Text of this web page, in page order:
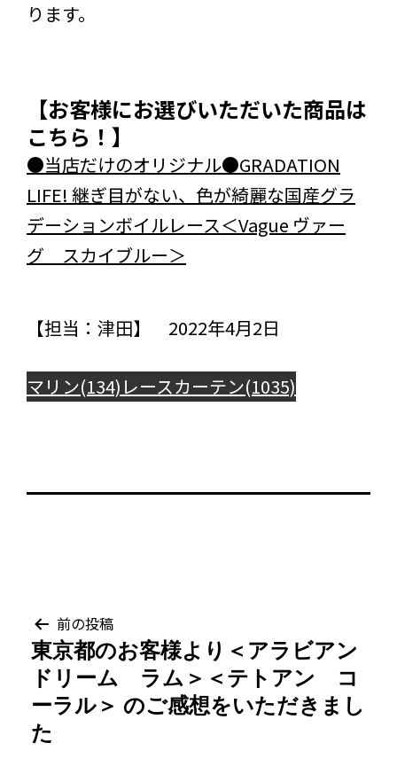
ります。
【お客様にお選びいただいた商品は
こちら！】
●当店だけのオリジナル●GRADATION
LIFE! 継ぎ目がない、色が綺麗な国産グラ
デーションボイルレース＜Vague ヴァー
グ スカイブルー＞
【担当：津田】 2022年4月2日
マリン(134) レースカーテン(1035)
投
稿
ナ
ビ
前の投稿
東京都のお客様より＜アラビアン
ドリーム ラム＞＜テトアン コ
ーラル＞ のご感想をいただきまし
た